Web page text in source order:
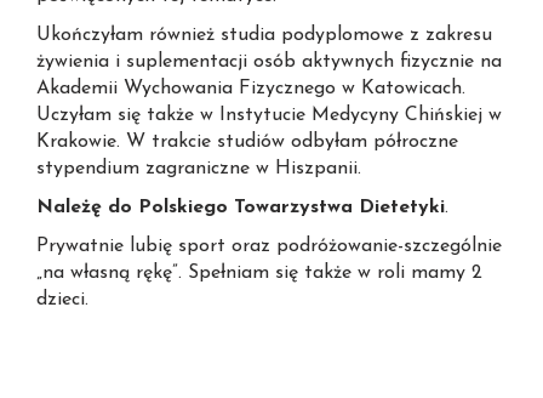
Ukończyłam również studia podyplomowe z zakresu
żywienia i suplementacji osób aktywnych fizycznie na
Akademii Wychowania Fizycznego w Katowicach.
Uczyłam się także w Instytucie Medycyny Chińskiej w
Krakowie. W trakcie studiów odbyłam półroczne
stypendium zagraniczne w Hiszpanii.
Należę do Polskiego Towarzystwa Dietetyki.
Prywatnie lubię sport oraz podróżowanie-szczególnie
„na własną rękę”. Spełniam się także w roli mamy 2
dzieci.